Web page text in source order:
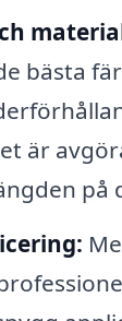
bästa
är
på